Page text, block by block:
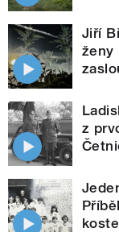
Jiří
ženy
z